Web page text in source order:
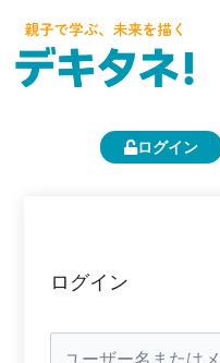
ログイン
ログイン